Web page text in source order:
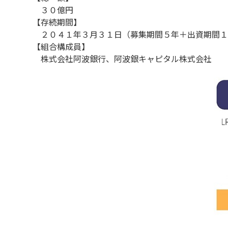
３０億円
【存続期間】
２０４１年３月３１日（募集期間５年＋出資期間
【組合構成員】
株式会社阿波銀行、阿波銀キャピタル株式会社